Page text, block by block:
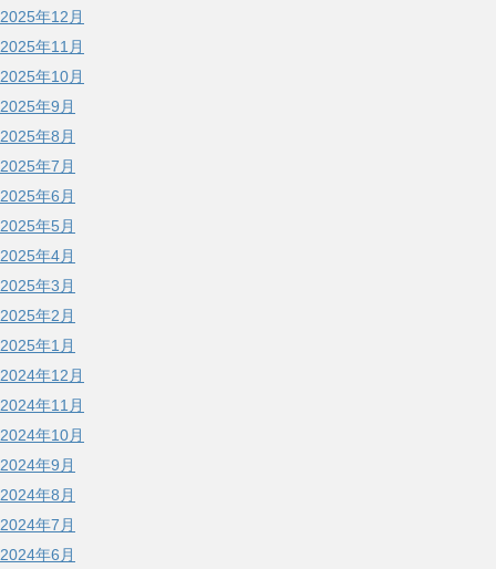
2025年12月
2025年11月
2025年10月
2025年9月
2025年8月
2025年7月
2025年6月
2025年5月
2025年4月
2025年3月
2025年2月
2025年1月
2024年12月
2024年11月
2024年10月
2024年9月
2024年8月
2024年7月
2024年6月